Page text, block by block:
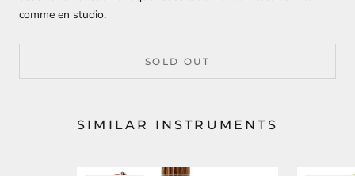
comme en studio.
SOLD OUT
SIMILAR INSTRUMENTS